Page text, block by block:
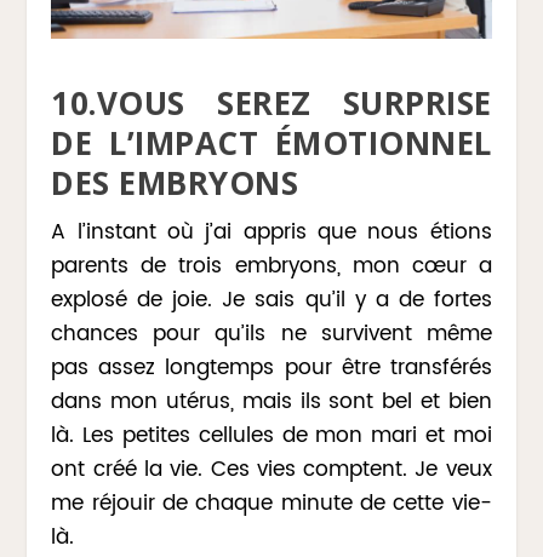
10.VOUS SEREZ SURPRISE
DE L’IMPACT ÉMOTIONNEL
DES EMBRYONS
A l’instant où j’ai appris que nous étions
parents de trois embryons, mon cœur a
explosé de joie. Je sais qu’il y a de fortes
chances pour qu’ils ne survivent même
pas assez longtemps pour être transférés
dans mon utérus, mais ils sont bel et bien
là. Les petites cellules de mon mari et moi
ont créé la vie. Ces vies comptent. Je veux
me réjouir de chaque minute de cette vie-
là.